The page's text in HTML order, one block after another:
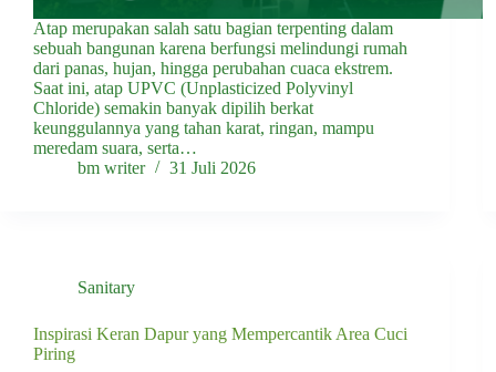
Atap merupakan salah satu bagian terpenting dalam
sebuah bangunan karena berfungsi melindungi rumah
dari panas, hujan, hingga perubahan cuaca ekstrem.
Saat ini, atap UPVC (Unplasticized Polyvinyl
Chloride) semakin banyak dipilih berkat
keunggulannya yang tahan karat, ringan, mampu
meredam suara, serta…
bm writer
31 Juli 2026
Sanitary
Inspirasi Keran Dapur yang Mempercantik Area Cuci
Piring